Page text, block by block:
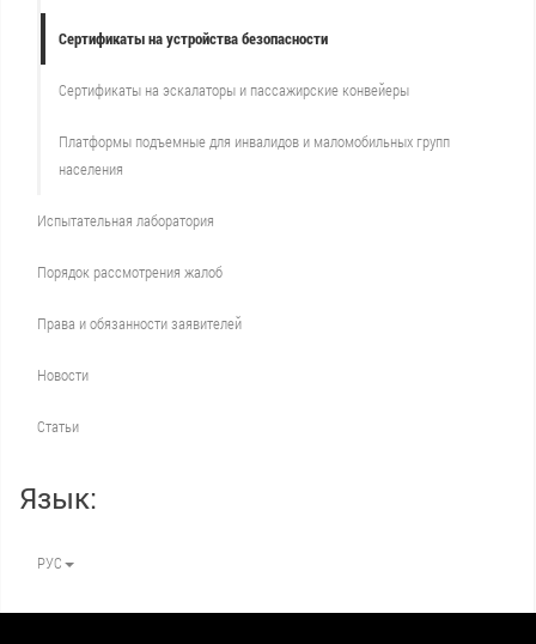
Сертификаты на устройства безопасности
Сертификаты на эскалаторы и пассажирские конвейеры
Платформы подъемные для инвалидов и маломобильных групп
населения
Испытательная лаборатория
Порядок рассмотрения жалоб
Права и обязанности заявителей
Новости
Статьи
Язык:
РУС